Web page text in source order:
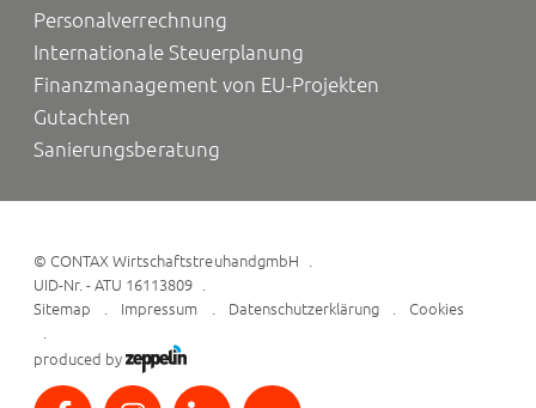
Personalverrechnung
Internationale Steuerplanung
Finanzmanagement von EU-Projekten
Gutachten
Sanierungsberatung
©CONTAX WirtschaftstreuhandgmbH
UID-Nr. - ATU 16113809
Sitemap
Impressum Datenschutzerklärung Cookies
produced by